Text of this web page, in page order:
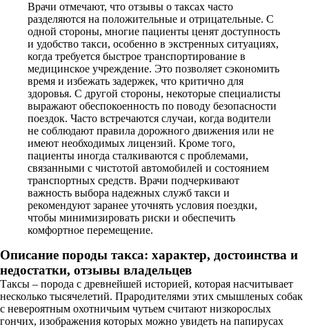
Врачи отмечают, что отзывы о таксах часто
разделяются на положительные и отрицательные. С
одной стороны, многие пациенты ценят доступность
и удобство такси, особенно в экстренных ситуациях,
когда требуется быстрое транспортирование в
медицинское учреждение. Это позволяет сэкономить
время и избежать задержек, что критично для
здоровья. С другой стороны, некоторые специалисты
выражают обеспокоенность по поводу безопасности
поездок. Часто встречаются случаи, когда водители
не соблюдают правила дорожного движения или не
имеют необходимых лицензий. Кроме того,
пациенты иногда сталкиваются с проблемами,
связанными с чистотой автомобилей и состоянием
транспортных средств. Врачи подчеркивают
важность выбора надежных служб такси и
рекомендуют заранее уточнять условия поездки,
чтобы минимизировать риски и обеспечить
комфортное перемещение.
Описание породы такса: характер, достоинства и
недостатки, отзывы владельцев
Таксы – порода с древнейшей историей, которая насчитывает
несколько тысячелетий. Прародителями этих смышленых собак
с невероятным охотничьим чутьем считают низкорослых
гончих, изображения которых можно увидеть на папирусах